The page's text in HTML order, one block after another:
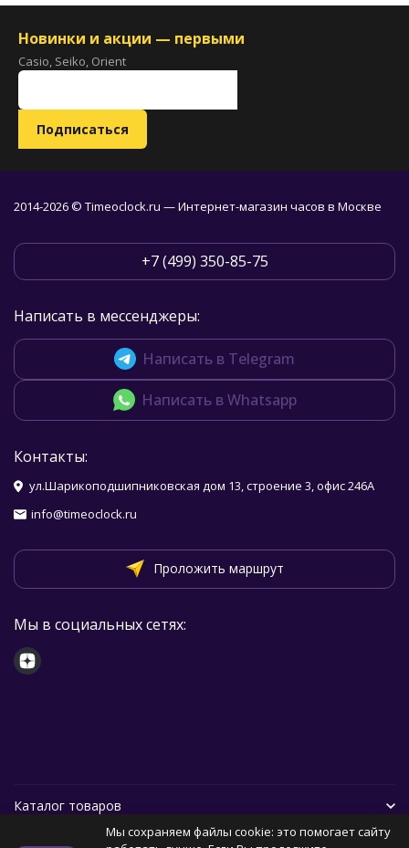
Новинки и акции — первыми
Casio, Seiko, Orient
2014-2026 © Timeoclock.ru — Интернет-магазин часов в Москве
+7 (499) 350-85-75
Написать в мессенджеры:
Написать в Telegram
Написать в Whatsapp
Контакты:
ул.Шарикоподшипниковская дом 13, строение 3, офис 246А
info@timeoclock.ru
Проложить маршрут
Мы в социальных сетях:
Каталог товаров
Мы сохраняем файлы cookie: это помогает сайту